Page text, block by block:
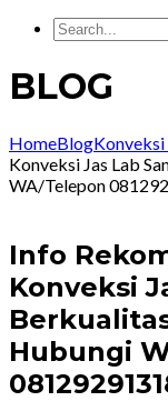
BLOG
HomeBlogKonveksi
Konveksi Jas Lab
WA/Telepon
Info
Konveksi
Hubungi